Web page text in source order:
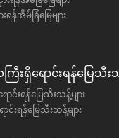
န်အိမ်ခြံမြေများ
း​ရှိရောင်းရန်မြေသီးသ
းရန်မြေသီးသန့်များ
င်းရန်မြေသီးသန့်များ